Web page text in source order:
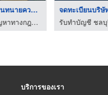
ปรึกษา บ้าน รถโดนยึด
รับแก้ปัญหาทางกฎหมาย - สำนักงานกฎหมายสุฤทธิ์
บริการของเรา